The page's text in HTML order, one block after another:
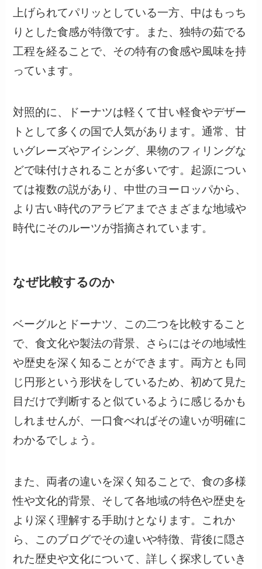
上げられてパリッとしている一方、中はもっち
りとした食感が特徴です。また、独特の茹でる
工程を経ることで、その特有の食感や風味を持
っています。
対照的に、ドーナツは軽くて甘い軽食やデザー
トとして多くの国で人気があります。通常、甘
いグレーズやアイシング、果物のフィリングな
どで味付けされることが多いです。起源につい
ては複数の説があり、中世のヨーロッパから、
より古い時代のアラビアまでさまざまな地域や
時代にそのルーツが指摘されています。
なぜ比較するのか
ベーグルとドーナツ、この二つを比較すること
で、食文化や製法の背景、さらにはその地域性
や歴史を深く知ることができます。両方とも同
じ円形という形状をしているため、初めて見た
目だけで判断すると似ているように感じるかも
しれませんが、一口食べればその違いが明確に
わかるでしょう。
また、両者の違いを深く知ることで、食の多様
性や文化的背景、そして各地域の特色や歴史を
より深く理解する手助けとなります。これか
ら、このブログでその違いや特徴、背後に隠さ
れた歴史や文化について、詳しく探求していき